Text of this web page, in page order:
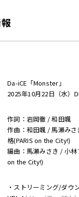
Da-iCE「Monster」
2025年10月22日（水）
作詞：岩岡徹 / 和田颯
作曲：和田颯 / 馬瀬み
格(PARIS on the City!)
編曲：馬瀬みさき / 小林
on the City!)
・ストリーミング/ダウ